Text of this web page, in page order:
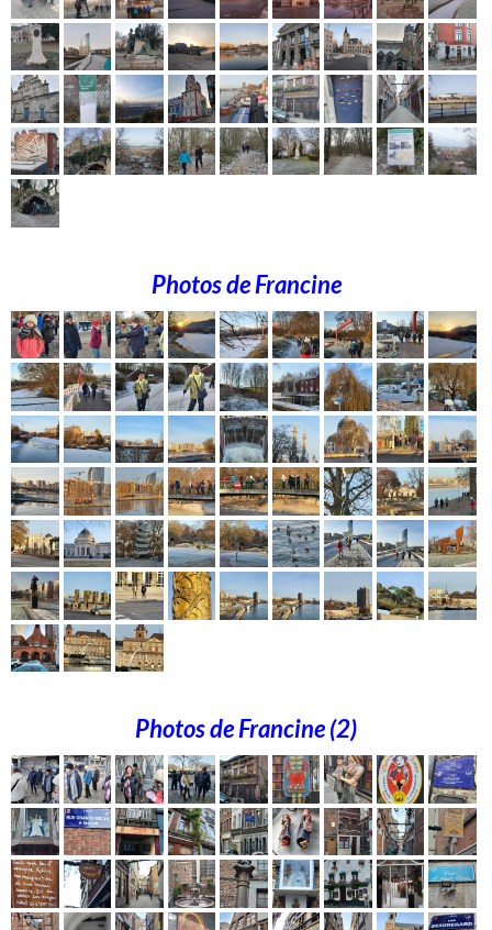
Photos de Francine
Photos de Francine (2)